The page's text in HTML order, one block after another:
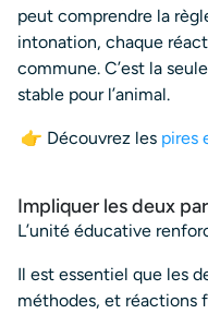
peut comprendre la
intonation, chaque
commune. C’est la
stable pour l’animal.
👉 Découvrez les pires
Impliquer les deux
L’unité éducative
Il est essentiel que les
méthodes, et réactions